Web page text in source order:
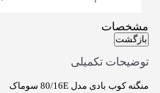
مشخصات
بازگشت
توضیحات تکمیلی
منگنه کوب بادی مدل 80/16E سوماک